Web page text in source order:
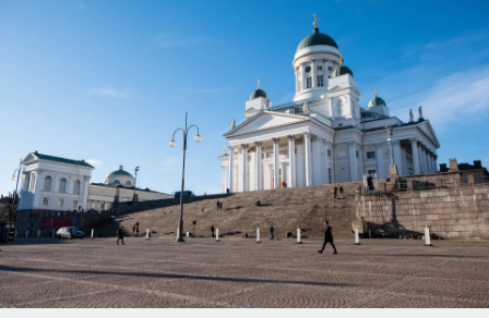
Intégrez et gérez vos freelances partout dans le monde
Sous-traitez les opérations complexes liées à l’emploi
INFRASTRUCTURE
Intégration Remote
Intégrez vos RH aux flux de travail en toute simplicité
Plateforme
Des fonctions RH clés intégrées pour votre équipe
Examinez notre service par rapport aux autres
Des solutions agiles et internationales pour les RH et la
paie des entreprises en pleine croissance
Entreprises intermédiaires
Développez vos équipes avec des solutions RH sur
mesure
Calculateur de paiement des freelances
Découvrez les devises disponibles et les vitesses de
paiement pour vos freelances internationaux
APPRENDRE AVEC REMOTE
Recherche et guides
Études de cas
Deutsch
Español
Italiano
Português (Portugal)